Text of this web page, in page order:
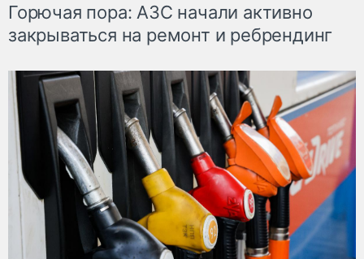
Горючая пора: АЗС начали активно
закрываться на ремонт и ребрендинг